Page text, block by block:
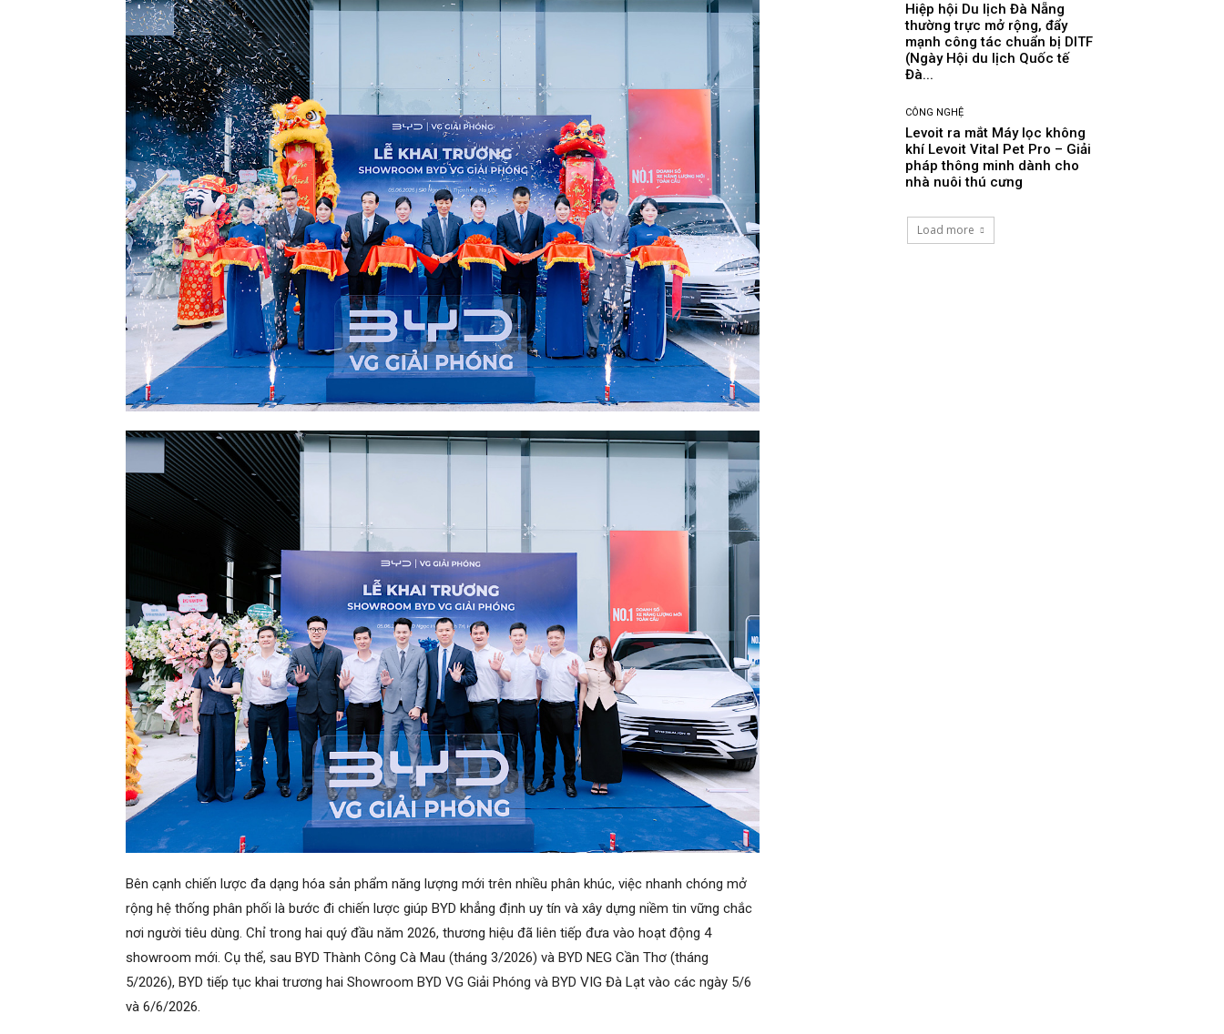
Bên cạnh chiến lược đa dạng hóa sản phẩm năng lượng mới trên nhiều phân khúc, việc nhanh chóng mở
rộng hệ thống phân phối là bước đi chiến lược giúp BYD khẳng định uy tín và xây dựng niềm tin vững chắc
nơi người tiêu dùng. Chỉ trong hai quý đầu năm 2026, thương hiệu đã liên tiếp đưa vào hoạt động 4
showroom mới. Cụ thể, sau BYD Thành Công Cà Mau (tháng 3/2026) và BYD NEG Cần Thơ (tháng
5/2026), BYD tiếp tục khai trương hai Showroom BYD VG Giải Phóng và BYD VIG Đà Lạt vào các ngày 5/6
và 6/6/2026.
Hiệp hội Du lịch Đà Nẵng
thường trực mở rộng, đẩy
mạnh công tác chuẩn bị DITF
(Ngày Hội du lịch Quốc tế
Đà...
CÔNG NGHỆ
Levoit ra mắt Máy lọc không
khí Levoit Vital Pet Pro – Giải
pháp thông minh dành cho
nhà nuôi thú cưng
Load more